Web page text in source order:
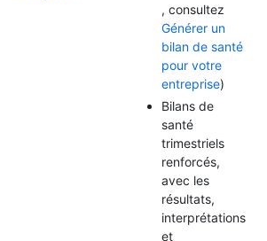
, consultez
Générer un
bilan de santé
pour votre
entreprise)
Bilans de
santé
trimestriels
renforcés,
avec les
résultats,
interprétations
et